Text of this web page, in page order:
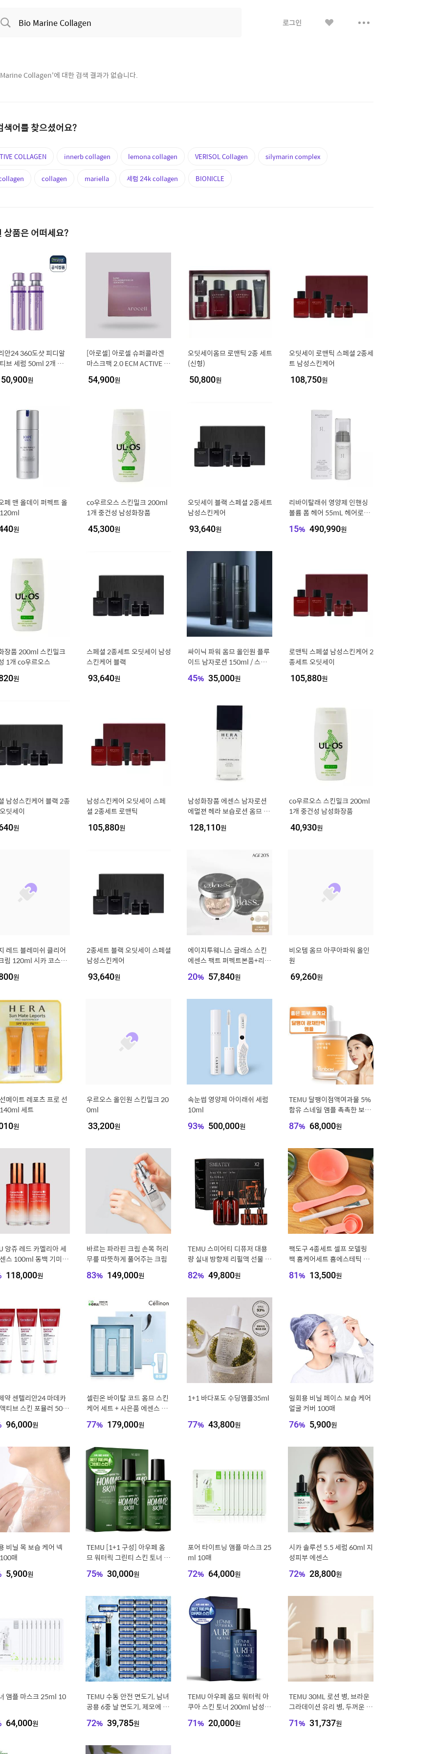
로그인 보
Collagen'에 대한 검색 결과가 없습니다.
색어를 찾으셨어요?
COLLAGEN innerb collagen lemona collagen VERISOL Collagen silymarin complex
collagen mariella 세럼 24k collagen BIONICLE
상품은 어떠세요?
안24 360도샷 피디알
브 세럼 50ml 2개 리프
케어 콜라겐
50,900원
[아로셀] 아로셀 슈퍼콜라겐
마스크팩 2.0 ECM ACTIVE 1
54,900원
오딧세이옴므 로맨틱 2종 세트
(신형)
50,800원
오딧세이 로맨틱 스페셜 2종세
트 남성스킨케어
108,750원
페 맨 올데이 퍼펙트 올
원
co우르오스 스킨밀크 200ml
1개 중건성 남성화장품
45,300원
오딧세이 블랙 스페셜 2종세트
남성스킨케어
93,640원
리바이탈래쉬 영양제 인핸싱
볼륨 폼 헤어 55mL 헤어로션
에센스
15% 490,990원
장품 200ml 스킨밀크
1개 co우르오스
원
스페셜 2종세트 오딧세이 남성
스킨케어 블랙
93,640원
싸이닉 파워 옴므 올인원 플루
이드 남자로션 150ml / 스킨
45% 35,000원
로맨틱 스페셜 남성스킨케어 2
종세트 오딧세이
105,880원
남성스킨케어 블랙 2종
딧세이
원
남성스킨케어 오딧세이 스페
셜 2종세트 로맨틱
105,880원
남성화장품 에센스 남자로션
에멀젼 헤라 보습로션 옴므 화
128,110원
co우르오스 스킨밀크 200ml
1개 중건성 남성화장품
40,930원
레드 블레미쉬 클리어
림 120ml 시카 코스트
원
2종세트 블랙 오딧세이 스페셜
남성스킨케어
93,640원
에이지투웨니스 글래스 스킨
에센스 팩트 퍼펙트본품+리필
20% 57,840원
비오템 옴므 아쿠아파워 올인
원
69,260원
메이트 레포츠 프로 선
세트
원
우르오스 올인원 스킨밀크 20
0ml
33,200원
속눈썹 영양제 아이래쉬 세럼
10ml
93% 500,000원
TEMU 달팽이점액여과물 5%
함유 스네일 앰플 촉촉한 보습
피부결 케어 피부결 케어 데일
87% 68,000원
앙쥬 레드 카멜리아 세
스 100ml 동백 기미 잡
118,000원
바르는 파라핀 크림 손목 허리
무릎 따뜻하게 풀어주는 크림
83% 149,000원
TEMU 스미어티 디퓨저 대용
량 실내 방향제 리필액 선물 세
82% 49,800원
팩도구 4종세트 셀프 모델링
팩 홈케어세트 홈에스테틱 홈
81% 13,500원
약 센텔리안24 마데카
티브 스킨 포뮬러 50m
96,000원
셀린온 바이탈 코드 옴므 스킨
케어 세트 + 사은품 에센스 50
77% 179,000원
1+1 바다포도 수딩앰플35ml
77% 43,800원
일회용 비닐 페이스 보습 케어
얼굴 커버 100매
76% 5,900원
비닐 목 보습 케어 넥
매
5,900원
TEMU [1+1 구성] 아우페 옴
므 워터릭 그린티 스킨 토너 2
분 진정 보습 올인원
75% 30,000원
포어 타이트닝 앰플 마스크 25
ml 10매
72% 64,000원
시카 솔루션 5.5 세럼 60ml 지
성피부 에센스
72% 28,800원
앰플 마스크 25ml 10
64,000원
TEMU 수동 안전 면도기, 남녀
공용 6중 날 면도기, 제모에 필
면도기 손잡이 2개와 교체용
능, 남자친구를 위한 완벽한 선
72% 39,785원
TEMU 아우페 옴므 워터릭 아
쿠아 스킨 토너 200ml 남성 남
원
71% 20,000원
TEMU 30ML 로션 병, 브라운
그라데이션 유리 병, 두꺼운 유
디스펜싱 용기, 세럼 프레스 펌
71% 31,737원